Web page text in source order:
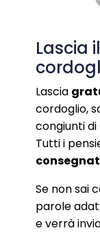
Lascia
Lascia
cordoglio,
congiunti di
Tutti i
Se non sai
parole
e verrà